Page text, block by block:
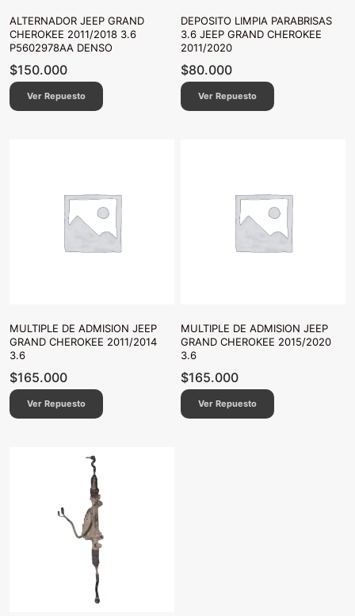
ALTERNADOR JEEP GRAND
CHEROKEE 2011/2018 3.6
P5602978AA DENSO
$150.000
Ver Repuesto
DEPOSITO LIMPIA PARABRISAS
3.6 JEEP GRAND CHEROKEE
2011/2020
$80.000
Ver Repuesto
MULTIPLE DE ADMISION JEEP
GRAND CHEROKEE 2011/2014
3.6
$165.000
Ver Repuesto
MULTIPLE DE ADMISION JEEP
GRAND CHEROKEE 2015/2020
3.6
$165.000
Ver Repuesto